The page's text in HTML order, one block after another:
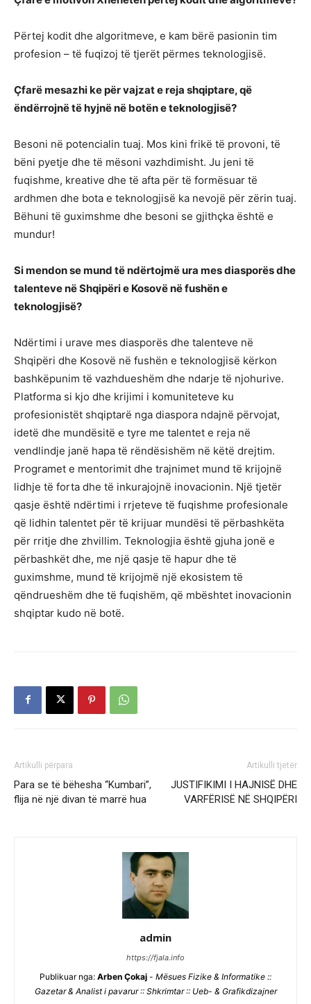
Përtej kodit dhe algoritmeve, e kam bërë pasionin tim
profesion – të fuqizoj të tjerët përmes teknologjisë.
Çfarë mesazhi ke për vajzat e reja shqiptare, që
ëndërrojnë të hyjnë në botën e teknologjisë?
Besoni në potencialin tuaj. Mos kini frikë të provoni, të
bëni pyetje dhe të mësoni vazhdimisht. Ju jeni të
fuqishme, kreative dhe të afta për të formësuar të
ardhmen dhe bota e teknologjisë ka nevojë për zërin tuaj.
Bëhuni të guximshme dhe besoni se gjithçka është e
mundur!
Si mendon se mund të ndërtojmë ura mes diasporës dhe
talenteve në Shqipëri e Kosovë në fushën e
teknologjisë?
Ndërtimi i urave mes diasporës dhe talenteve në
Shqipëri dhe Kosovë në fushën e teknologjisë kërkon
bashkëpunim të vazhdueshëm dhe ndarje të njohurive.
Platforma si kjo dhe krijimi i komuniteteve ku
profesionistët shqiptarë nga diaspora ndajnë përvojat,
idetë dhe mundësitë e tyre me talentet e reja në
vendlindje janë hapa të rëndësishëm në këtë drejtim.
Programet e mentorimit dhe trajnimet mund të krijojnë
lidhje të forta dhe të inkurajojnë inovacionin. Një tjetër
qasje është ndërtimi i rrjeteve të fuqishme profesionale
që lidhin talentet për të krijuar mundësi të përbashkëta
për rritje dhe zhvillim. Teknologjia është gjuha jonë e
përbashkët dhe, me një qasje të hapur dhe të
guximshme, mund të krijojmë një ekosistem të
qëndrueshëm dhe të fuqishëm, që mbështet inovacionin
shqiptar kudo në botë.
Artikulli përpara
Para se të bëhesha “Kumbari”,
flija në një divan të marrë hua
Artikulli tjetër
JUSTIFIKIMI I HAJNISË DHE
VARFËRISË NË SHQIPËRI
admin
https://fjala.info
Publikuar nga: Arben Çokaj - Mësues Fizike & Informatike ::
Gazetar & Analist i pavarur :: Shkrimtar :: Ueb- & Grafikdizajner